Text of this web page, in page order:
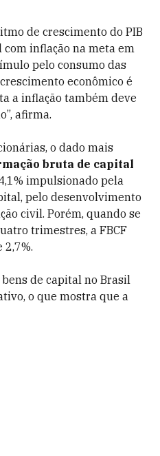
de crescimento do PIB
inflação na meta em
pelo consumo das
econômico é
a inflação também deve
afirma.
o dado mais
bruta de capital
impulsionado pela
pelo desenvolvimento
civil. Porém, quando se
trimestres, a FBCF
2,7%.
de capital no Brasil
o que mostra que a